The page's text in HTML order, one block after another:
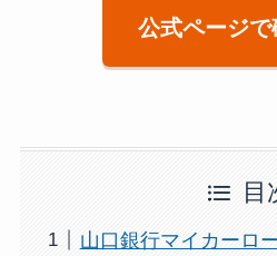
公式ページで
目
山口銀行マイカーロ